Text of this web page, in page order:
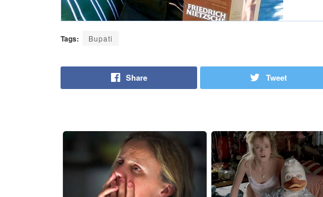
Tags: Bupati
Share Tweet